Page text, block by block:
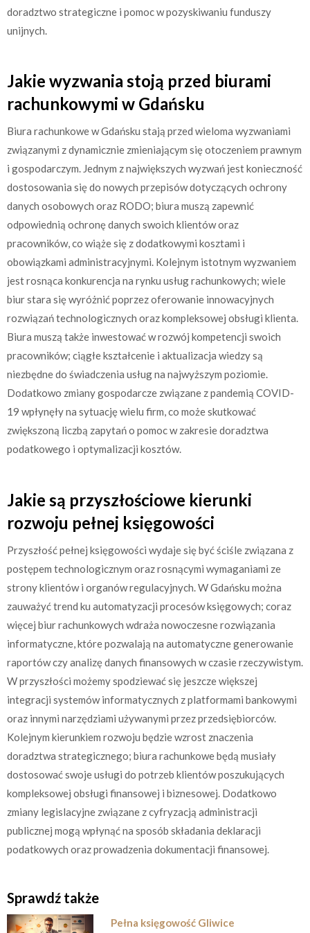
doradztwo strategiczne i pomoc w pozyskiwaniu funduszy
unijnych.
Jakie wyzwania stoją przed biurami
rachunkowymi w Gdańsku
Biura rachunkowe w Gdańsku stają przed wieloma wyzwaniami
związanymi z dynamicznie zmieniającym się otoczeniem prawnym
i gospodarczym. Jednym z największych wyzwań jest konieczność
dostosowania się do nowych przepisów dotyczących ochrony
danych osobowych oraz RODO; biura muszą zapewnić
odpowiednią ochronę danych swoich klientów oraz
pracowników, co wiąże się z dodatkowymi kosztami i
obowiązkami administracyjnymi. Kolejnym istotnym wyzwaniem
jest rosnąca konkurencja na rynku usług rachunkowych; wiele
biur stara się wyróżnić poprzez oferowanie innowacyjnych
rozwiązań technologicznych oraz kompleksowej obsługi klienta.
Biura muszą także inwestować w rozwój kompetencji swoich
pracowników; ciągłe kształcenie i aktualizacja wiedzy są
niezbędne do świadczenia usług na najwyższym poziomie.
Dodatkowo zmiany gospodarcze związane z pandemią COVID-
19 wpłynęły na sytuację wielu firm, co może skutkować
zwiększoną liczbą zapytań o pomoc w zakresie doradztwa
podatkowego i optymalizacji kosztów.
Jakie są przyszłościowe kierunki
rozwoju pełnej księgowości
Przyszłość pełnej księgowości wydaje się być ściśle związana z
postępem technologicznym oraz rosnącymi wymaganiami ze
strony klientów i organów regulacyjnych. W Gdańsku można
zauważyć trend ku automatyzacji procesów księgowych; coraz
więcej biur rachunkowych wdraża nowoczesne rozwiązania
informatyczne, które pozwalają na automatyczne generowanie
raportów czy analizę danych finansowych w czasie rzeczywistym.
W przyszłości możemy spodziewać się jeszcze większej
integracji systemów informatycznych z platformami bankowymi
oraz innymi narzędziami używanymi przez przedsiębiorców.
Kolejnym kierunkiem rozwoju będzie wzrost znaczenia
doradztwa strategicznego; biura rachunkowe będą musiały
dostosować swoje usługi do potrzeb klientów poszukujących
kompleksowej obsługi finansowej i biznesowej. Dodatkowo
zmiany legislacyjne związane z cyfryzacją administracji
publicznej mogą wpłynąć na sposób składania deklaracji
podatkowych oraz prowadzenia dokumentacji finansowej.
Sprawdź także
Pełna księgowość Gliwice